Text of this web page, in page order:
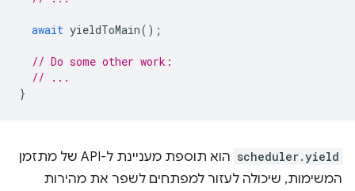
await yieldToMain();
// Do some other work:
// ...
}
scheduler.yield
הוא תוספת מעניינת ל-API של מתזמן
המשימות, שיכולה לעזור למפתחים לשפר את מהירות